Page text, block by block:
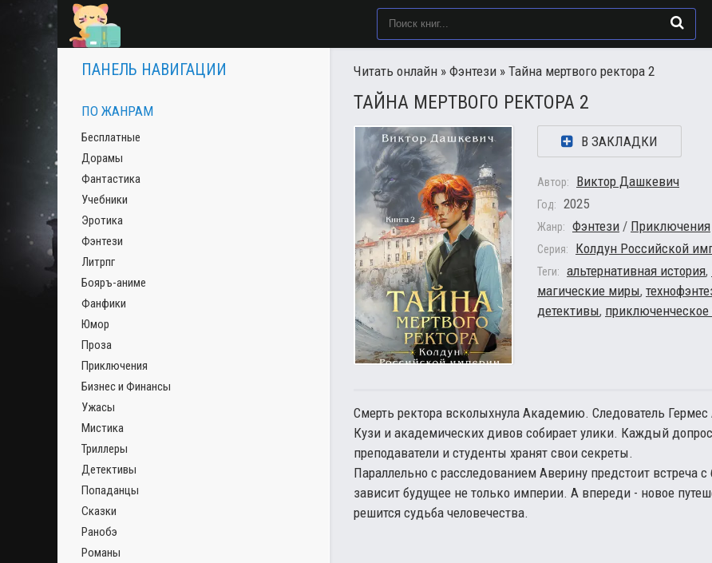
Читать онлайн » Фэнтези » Тайна мертвого ректора 2
ТАЙНА МЕРТВОГО РЕКТОРА 2
В ЗАКЛАДКИ
Автор: Виктор Дашкевич
Год: 2025
Жанр: Фэнтези / Приключения
Серия: Колдун Российской
Теги: альтернативная история,
магические миры,
детективы, приключенческое
Смерть ректора всколыхнула Академию. Следователь
Кузи и академических дивов собирает улики. Каждый
преподаватели и студенты хранят свои секреты.
Параллельно с расследованием Аверину предстоит
зависит будущее не только империи. А впереди - новое
решится судьба человечества.
ПАНЕЛЬ НАВИГАЦИИ
ПО ЖАНРАМ
Бесплатные
Дорамы
Фантастика
Учебники
Эротика
Фэнтези
Литрпг
Бояръ-аниме
Фанфики
Юмор
Проза
Приключения
Бизнес и Финансы
Ужасы
Мистика
Триллеры
Детективы
Попаданцы
Сказки
Ранобэ
Романы